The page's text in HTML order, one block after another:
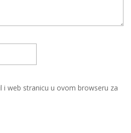
i web stranicu u ovom browseru za